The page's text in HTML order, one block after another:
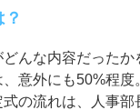
んな内容だったか
意外にも50%程度
の流れは、人事部